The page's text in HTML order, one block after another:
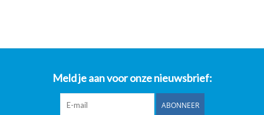
Meld je aan voor onze nieuwsbrief:
ABONNEER